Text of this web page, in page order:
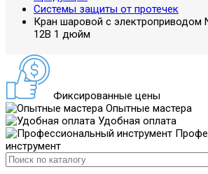
Системы защиты от протечек
Кран шаровой с электроприводом
12В 1 дюйм
Фиксированные цены
Опытные мастера
Удобная оплата
инструмент